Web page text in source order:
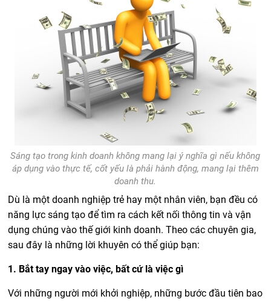
Sáng tạo trong kinh doanh không mang lại ý nghĩa gì nếu không
áp dụng vào thực tế, cốt yếu là phải hành động, mang lại thêm
doanh thu.
Dù là một doanh nghiệp trẻ hay một nhân viên, bạn đều có
năng lực sáng tạo để tìm ra cách kết nối thông tin và vận
dụng chúng vào thế giới kinh doanh. Theo các chuyên gia,
sau đây là những lời khuyên có thể giúp bạn:
1. Bắt tay ngay vào việc, bất cứ là việc gì
Với những người mới khởi nghiệp, những bước đầu tiên bao